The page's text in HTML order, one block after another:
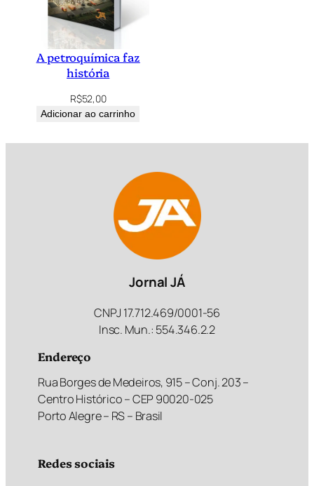
A petroquímica faz
história
R$52,00
Adicionar ao carrinho
Jornal JÁ
CNPJ 17.712.469/0001-56
Insc. Mun.: 554.346.2.2
Endereço
Rua Borges de Medeiros, 915 – Conj. 203 –
Centro Histórico – CEP 90020-025
Porto Alegre – RS – Brasil
Redes sociais